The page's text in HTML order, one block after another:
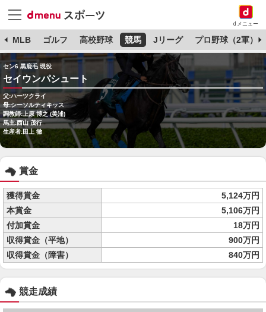
dメニュー
MLB ゴルフ 高校野球 競馬 Jリーグ プロ野球（2軍）
セン6 黒鹿毛 現役
セイウンパシュート
父:ハーツクライ
母:シーソルティキッス
調教師:上原 博之 (美浦)
馬主:西山 茂行
生産者:田上 徹
賞金
獲得賞金
5,124万円
本賞金
5,106万円
付加賞金
18万円
収得賞金（平地）
900万円
収得賞金（障害）
840万円
競走成績